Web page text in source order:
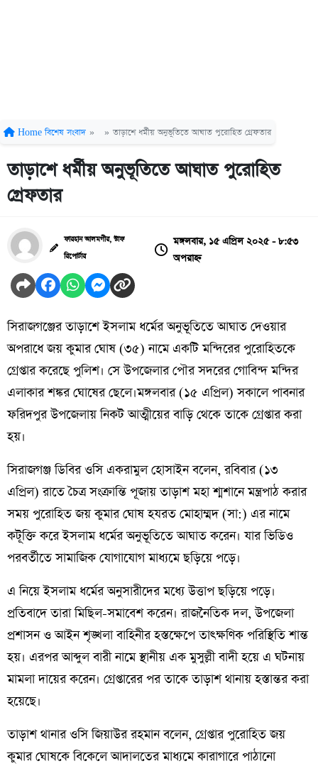
Home বিশেষ সংবাদ » » তাড়াশে ধর্মীয় অনুভূতিতে আঘাত পুরোহিত গ্রেফতার
তাড়াশে ধর্মীয় অনুভূতিতে আঘাত পুরোহিত
গ্রেফতার
ফারহান আলমগীর, স্টাফ
রিপোর্টার
মঙ্গলবার, ১৫ এপ্রিল ২০২৫ - ৮:৫৩
অপরাহ্ন
সিরাজগঞ্জের তাড়াশে ইসলাম ধর্মের অনুভূতিতে আঘাত দেওয়ার
অপরাধে জয় কুমার ঘোষ (৩৫) নামে একটি মন্দিরের পুরোহিতকে
গ্রেপ্তার করেছে পুলিশ। সে উপজেলার পৌর সদরের গোবিন্দ মন্দির
এলাকার শঙ্কর ঘোষের ছেলে।মঙ্গলবার (১৫ এপ্রিল) সকালে পাবনার
ফরিদপুর উপজেলায় নিকট আত্মীয়ের বাড়ি থেকে তাকে গ্রেপ্তার করা
হয়।
সিরাজগঞ্জ ডিবির ওসি একরামুল হোসাইন বলেন, রবিবার (১৩
এপ্রিল) রাতে চৈত্র সংক্রান্তি পূজায় তাড়াশ মহা শ্মশানে মন্ত্রপাঠ করার
সময় পুরোহিত জয় কুমার ঘোষ হযরত মোহাম্মদ (সা:) এর নামে
কটূক্তি করে ইসলাম ধর্মের অনুভূতিতে আঘাত করেন। যার ভিডিও
পরবর্তীতে সামাজিক যোগাযোগ মাধ্যমে ছড়িয়ে পড়ে।
এ নিয়ে ইসলাম ধর্মের অনুসারীদের মধ্যে উত্তাপ ছড়িয়ে পড়ে।
প্রতিবাদে তারা মিছিল-সমাবেশ করেন। রাজনৈতিক দল, উপজেলা
প্রশাসন ও আইন শৃঙ্খলা বাহিনীর হস্তক্ষেপে তাৎক্ষণিক পরিস্থিতি শান্ত
হয়। এরপর আব্দুল বারী নামে স্থানীয় এক মুসুল্লী বাদী হয়ে এ ঘটনায়
মামলা দায়ের করেন। গ্রেপ্তারের পর তাকে তাড়াশ থানায় হস্তান্তর করা
হয়েছে।
তাড়াশ থানার ওসি জিয়াউর রহমান বলেন, গ্রেপ্তার পুরোহিত জয়
কুমার ঘোষকে বিকেলে আদালতের মাধ্যমে কারাগারে পাঠানো